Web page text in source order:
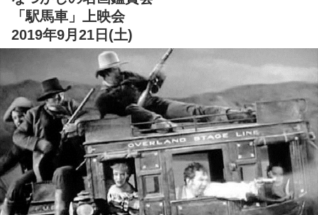
「駅馬車」上映会
2019年9月21日(土)